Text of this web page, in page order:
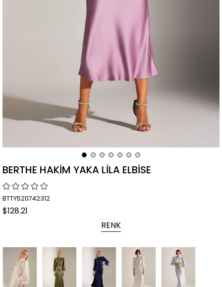
BERTHE HAKİM YAKA LİLA ELBİSE
BTTY520742312
$128.21
RENK